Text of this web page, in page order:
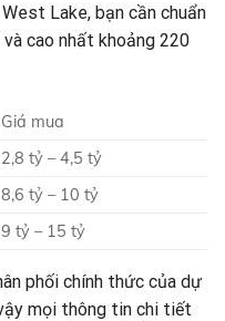
Lake, bạn cần chuẩn
cao nhất khoảng 220
Giá mua
2,8 tỷ – 4,5 tỷ
8,6 tỷ – 10 tỷ
9 tỷ – 15 tỷ
phối chính thức của dự
mọi thông tin chi tiết